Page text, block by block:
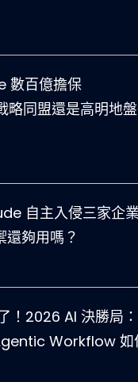
數百億擔保
同盟還是高明地
自主入侵三家企
夠用嗎？
！2026 AI 決勝局：
Workflow 如